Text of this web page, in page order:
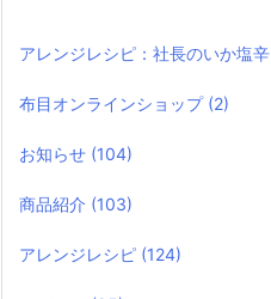
アレンジレシピ：社長のいか塩辛
布目オンラインショップ (2)
お知らせ (104)
商品紹介 (103)
アレンジレシピ (124)